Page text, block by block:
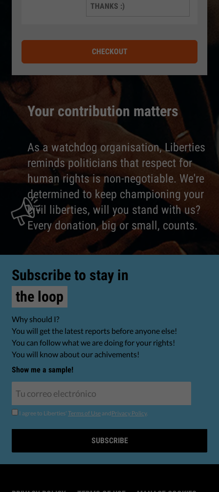
Your contribution matters
As a watchdog organisation, Liberties
reminds politicians that respect for
human rights is non-negotiable. We're
determined to keep championing your
civil liberties, will you stand with us?
Every donation, big or small, counts.
THANKS :)
CHECKOUT
Subscribe to stay in
the loop
Why should I?
You will get the latest reports before anyone else!
You can follow what we are doing for your rights!
You will know about our achivements!
Show me a sample!
I agree to Liberties' Terms of Use andPrivacy Policy.
SUBSCRIBE